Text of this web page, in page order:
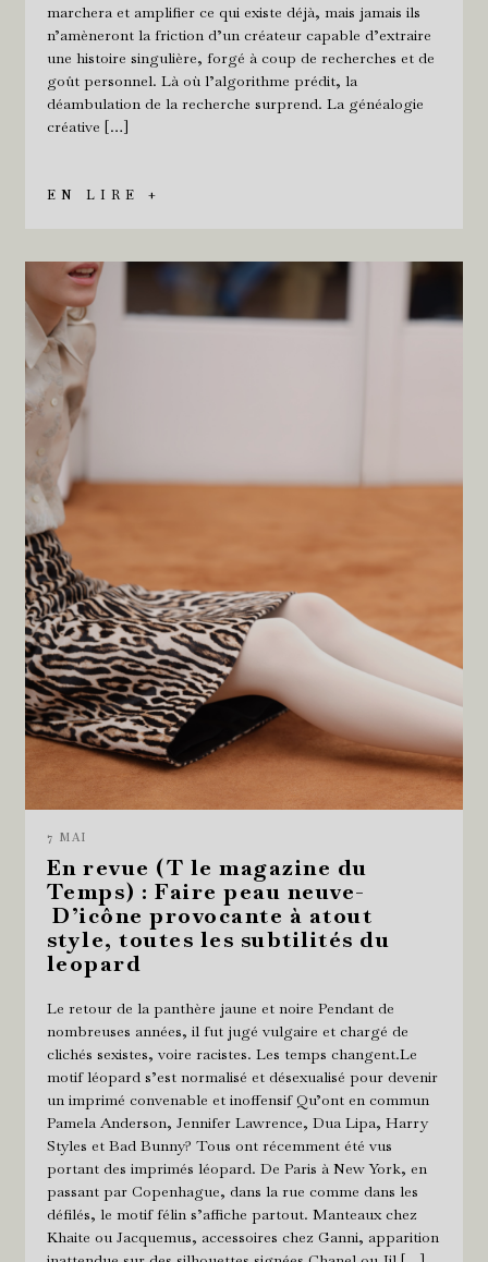
marchera et amplifier ce qui existe déjà, mais jamais ils
n’amèneront la friction d’un créateur capable d’extraire
une histoire singulière, forgé à coup de recherches et de
goût personnel. Là où l’algorithme prédit, la
déambulation de la recherche surprend. La généalogie
créative […]
EN LIRE +
7 MAI
En revue (T le magazine du
Temps) : Faire peau neuve-
D’icône provocante à atout
style, toutes les subtilités du
leopard
Le retour de la panthère jaune et noire Pendant de
nombreuses années, il fut jugé vulgaire et chargé de
clichés sexistes, voire racistes. Les temps changent.Le
motif léopard s’est normalisé et désexualisé pour devenir
un imprimé convenable et inoffensif Qu’ont en commun
Pamela Anderson, Jennifer Lawrence, Dua Lipa, Harry
Styles et Bad Bunny? Tous ont récemment été vus
portant des imprimés léopard. De Paris à New York, en
passant par Copenhague, dans la rue comme dans les
défilés, le motif félin s’affiche partout. Manteaux chez
Khaite ou Jacquemus, accessoires chez Ganni, apparition